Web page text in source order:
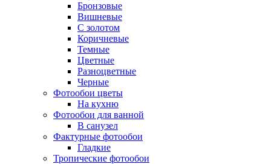
Бронзовые
Вишневые
С золотом
Коричневые
Темные
Цветные
Разноцветные
Черные
Фотообои цветы
На кухню
Фотообои для ванной
В санузел
Фактурные фотообои
Гладкие
Тропические фотообои